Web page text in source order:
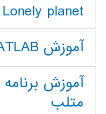
Lonely planet
آموزش MATLAB
آموزش
متلب